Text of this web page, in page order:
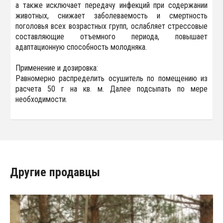
а также исключает передачу инфекций при содержании
животных, снижает заболеваемость и смертность
поголовья всех возрастных групп, ослабляет стрессовые
составляющие отъемного периода, повышает
адаптационную способность молодняка.
Применение и дозировка:
Равномерно распределить осушитель по помещению из
расчета 50 г на кв. м. Далее подсыпать по мере
необходимости.
Другие продавцы